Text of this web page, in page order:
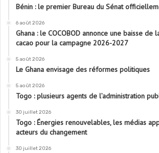
Bénin : le premier Bureau du Sénat
6 août 2026
Ghana : le COCOBOD annonce une baisse de
cacao pour la campagne 2026-2027
5 août 2026
Le Ghana envisage des réformes politiques
5 août 2026
Togo : plusieurs agents de l’administration
30 juillet 2026
Togo : Énergies renouvelables, les médias
acteurs du changement
30 juillet 2026